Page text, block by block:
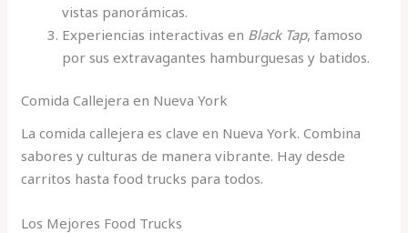
vistas panorámicas.
Experiencias interactivas en Black Tap, famoso
por sus extravagantes hamburguesas y batidos.
Comida Callejera en Nueva York
La comida callejera es clave en Nueva York. Combina
sabores y culturas de manera vibrante. Hay desde
carritos hasta food trucks para todos.
Los Mejores Food Trucks